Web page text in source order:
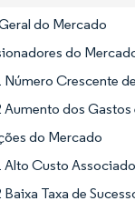
do Mercado
do
Número Crescente
Aumento dos
do Mercado
Alto Custo
Baixa Taxa de